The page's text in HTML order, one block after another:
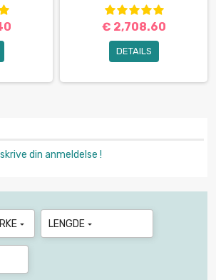
€ 2,708.60
DETAILS
din anmeldelse !
 LENGDE 